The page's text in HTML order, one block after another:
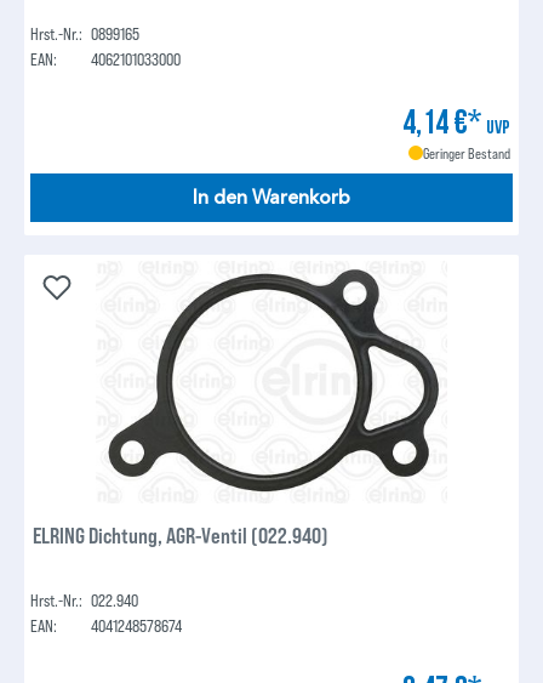
Hrst.-Nr.: 0899165
EAN:
4062101033000
4,14 €* UVP
Geringer Bestand
In den Warenkorb
ELRING Dichtung, AGR-Ventil (022.940)
Hrst.-Nr.: 022.940
EAN:
4041248578674